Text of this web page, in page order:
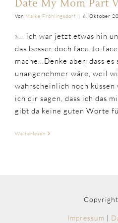
Date My Mom Part
Von Maike Fröhlingsdorf | 6. Oktober
»... ich war jetzt etwas hin
das besser doch face-to-
mache...Denke aber, dass
unangenehmer wäre, weil
wahrscheinlich noch
ich dir sagen, dass ich das
gibt da keine guten Worte
Weiterlesen
Impressum |